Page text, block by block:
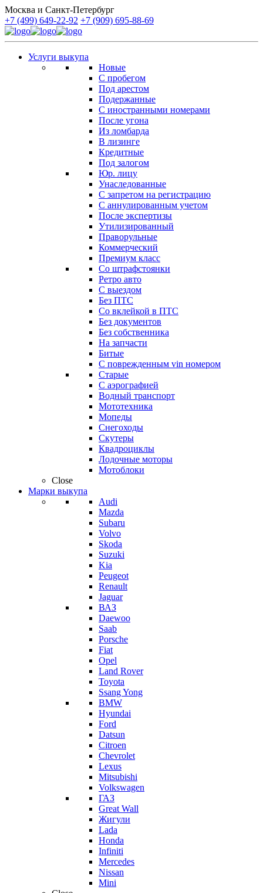
Москва и Санкт-Петербург
+7 (499) 649-22-92 +7 (909) 695-88-69
Услуги выкупа
Новые
С пробегом
Под арестом
Подержанные
С иностранными номерами
После угона
Из ломбарда
В лизинге
Кредитные
Под залогом
Юр. лицу
Унаследованные
С запретом на регистрацию
С аннулированным учетом
После экспертизы
Утилизированный
Праворульные
Коммерческий
Премиум класс
Со штрафстоянки
Ретро авто
С выездом
Без ПТС
Со вклейкой в ПТС
Без документов
Без собственника
На запчасти
Битые
С поврежденным vin номером
Старые
С аэрографией
Водный транспорт
Мототехника
Мопеды
Снегоходы
Скутеры
Квадроциклы
Лодочные моторы
Мотоблоки
Close
Марки выкупа
Audi
Mazda
Subaru
Volvo
Skoda
Suzuki
Kia
Peugeot
Renault
Jaguar
ВАЗ
Daewoo
Saab
Porsche
Fiat
Opel
Land Rover
Toyota
Ssang Yong
BMW
Hyundai
Ford
Datsun
Citroen
Chevrolet
Lexus
Mitsubishi
Volkswagen
ГАЗ
Great Wall
Жигули
Lada
Honda
Infiniti
Mercedes
Nissan
Mini